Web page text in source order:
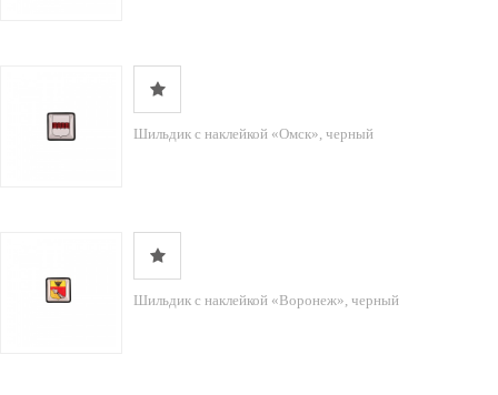
Шильдик с наклейкой «Омск», черный
Шильдик с наклейкой «Воронеж», черный